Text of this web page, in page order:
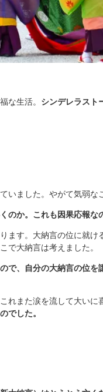
な生活。 シンデレラスト
いました。やがて気弱な
のか。これも因果応報な
ます。大納言の位に就
で大納言は考えました。
で、自分の大納言の位
れまた涙を流して大いに
でした。